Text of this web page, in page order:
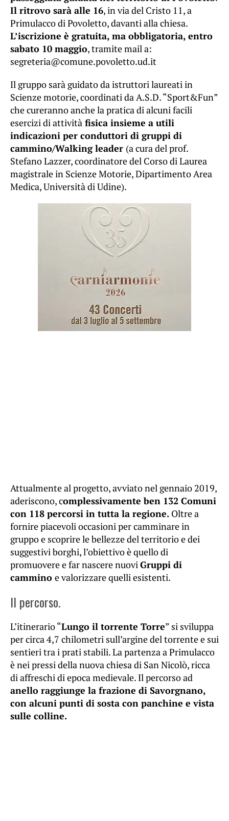
Il ritrovo sarà alle 16, in via del Cristo 11, a
Primulacco di Povoletto, davanti alla chiesa.
L’iscrizione è gratuita, ma obbligatoria, entro
sabato 10 maggio, tramite mail a:
segreteria@comune.povoletto.ud.it
Il gruppo sarà guidato da istruttori laureati in
Scienze motorie, coordinati da A.S.D. “Sport&Fun”
che cureranno anche la pratica di alcuni facili
esercizi di attività fisica insieme a utili
indicazioni per conduttori di gruppi di
cammino/Walking leader (a cura del prof.
Stefano Lazzer, coordinatore del Corso di Laurea
magistrale in Scienze Motorie, Dipartimento Area
Medica, Università di Udine).
Attualmente al progetto, avviato nel gennaio 2019,
aderiscono, complessivamente ben 132 Comuni
con 118 percorsi in tutta la regione. Oltre a
fornire piacevoli occasioni per camminare in
gruppo e scoprire le bellezze del territorio e dei
suggestivi borghi, l’obiettivo è quello di
promuovere e far nascere nuoviGruppi di
cammino e valorizzare quelli esistenti.
Il percorso.
L’itinerario “Lungo il torrente Torre” si sviluppa
per circa 4,7 chilometri sull’argine del torrente e sui
sentieri tra i prati stabili. La partenza a Primulacco
è nei pressi della nuova chiesa di San Nicolò, ricca
di affreschi di epoca medievale. Il percorso ad
anello raggiunge la frazione di Savorgnano,
con alcuni punti di sosta con panchine e vista
sulle colline.